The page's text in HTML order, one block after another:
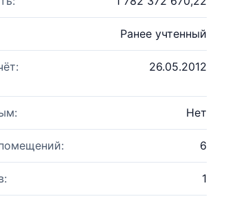
Ранее учтенный
26.05.2012
Нет
6
1